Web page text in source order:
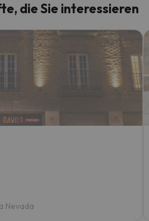
die Sie interessieren
Nevada